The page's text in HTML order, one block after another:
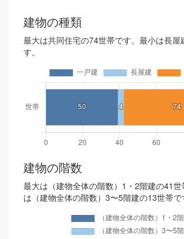
建物の種類
最大は共同住宅の74世帯です。最小は長屋
す。
建物の階数
最大は（建物全体の階数）1・2階建の41
は（建物全体の階数）3〜5階建の13世帯で